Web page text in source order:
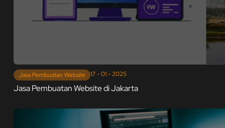
Jasa Pembuatan Website 17 - 01 - 2025
Jasa Pembuatan Website di Jakarta